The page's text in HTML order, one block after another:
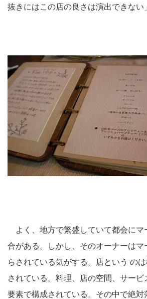
抜きにはこの店の良さは演出できない
よく、地方で繁盛していて都会にマ
合がある。しかし、そのオーナーはマ
らされている気がする。店という の
されている。料理、店の空間、サー
要素で構成されている。その中で絶対